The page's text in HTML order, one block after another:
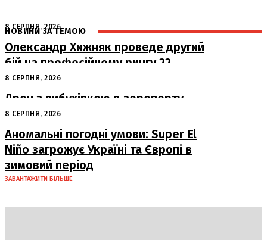
НОВИНИ ЗА ТЕМОЮ
8 СЕРПНЯ, 2026
Олександр Хижняк проведе другий
бій на професійному рингу 22
серпня у Львові
8 СЕРПНЯ, 2026
Дрон з вибухівкою в аеропорту
Лейпцига: США підозрюють Росію
8 СЕРПНЯ, 2026
Аномальні погодні умови: Super El
Niño загрожує Україні та Європі в
зимовий період
ЗАВАНТАЖИТИ БІЛЬШЕ